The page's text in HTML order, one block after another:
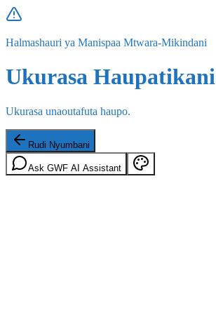
Halmashauri ya Manispaa Mtwara-Mikindani
Ukurasa Haupatikani
Ukurasa unaoutafuta haupo.
Rudi Nyumbani
Ask GWF AI Assistant